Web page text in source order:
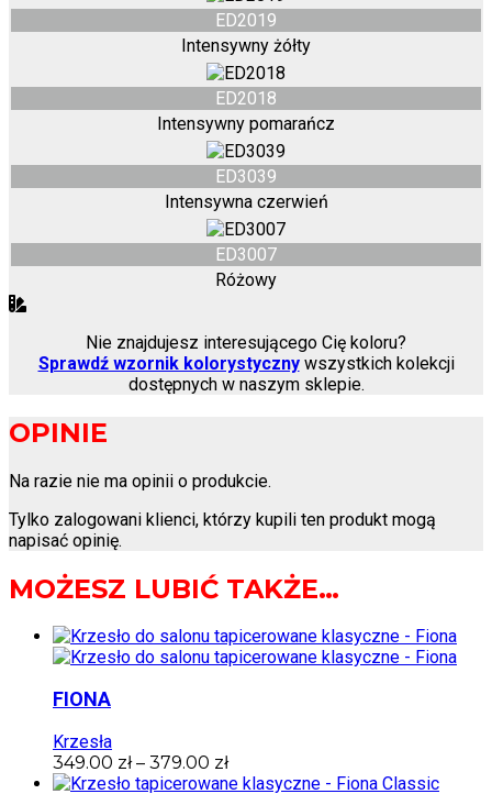
ED2019
Intensywny żółty
ED2018
Intensywny pomarańcz
ED3039
Intensywna czerwień
ED3007
Różowy
Nie znajdujesz interesującego Cię koloru?
Sprawdź wzornik kolorystycznywszystkich kolekcji
dostępnych w naszym sklepie.
OPINIE
Na razie nie ma opinii o produkcie.
Tylko zalogowani klienci, którzy kupili ten produkt mogą
napisać opinię.
MOŻESZ LUBIĆ TAKŻE…
FIONA
Krzesła
349.00 zł– 379.00 zł